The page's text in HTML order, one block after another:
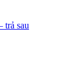
trả sau